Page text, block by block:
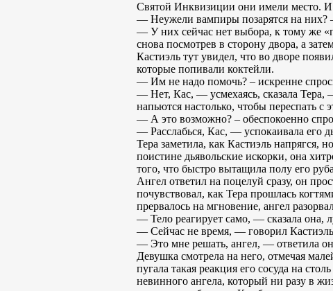
Святой Инквизиции они имели место. И
— Неужели вампиры позарятся на них?
— У них сейчас нет выбора, к тому же
снова посмотрев в сторону двора, а
Кастиэль тут увидел, что во дворе
которые попивали коктейли.
— Им не надо помочь? – искренне
— Нет, Кас, — усмехаясь, сказала Тера,
напьются настолько, чтобы переспать с
— А это возможно? – обеспокоенно
— Расслабься, Кас, — успокаивала его
Тера заметила, как Кастиэль напрягся,
поистине дьявольские искорки, она
того, что быстро вытащила полу его
Ангел ответил на поцелуй сразу, он
почувствовал, как Тера прошлась
прервалось на мгновение, ангел
— Тело реагирует само, — сказала она,
— Сейчас не время, — говорил
— Это мне решать, ангел, — ответила
Девушка смотрела на него, отмечая
пугала такая реакция его сосуда на
невинного ангела, который ни разу в